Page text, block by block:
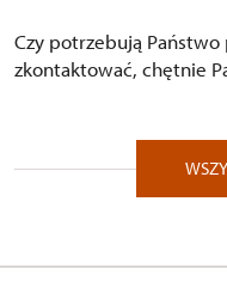
Czy potrzebują Państwo
zkontaktować, chętnie